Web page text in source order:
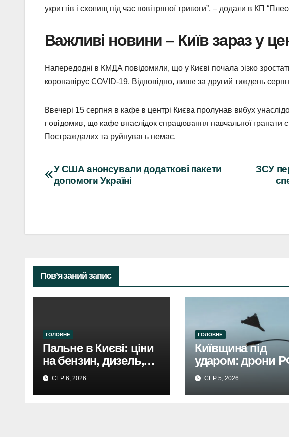
укриттів і сховищ під час повітряної тривоги”, – додали в КП
Важливі новини – Київ зараз у
Напередодні в КМДА повідомили, що у Києві почала різко
коронавірус COVID-19. Відповідно, лише за другий тиждень
Ввечері 15 серпня в кафе в центрі Києва пролунав вибух
повідомив, що кафе внаслідок спрацювання навчальної гранати
Постраждалих та руйнувань немає.
Навігація
ЗСУ
У США анонсували додаткові пакети
допомоги Україні
Пов’язаний запис
ГОЛОВНЕ
Пальне в Києві: ціни
на бензин, дизель,
газ 5 серпня. Не
втішає.
СЕР 6, 2026
ГОЛОВНЕ
Київщина під
ударом: дрони
спричинили
руйнування,
травмовано
СЕР 5, 2026